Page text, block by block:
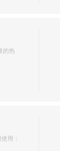
看似设备齐全，